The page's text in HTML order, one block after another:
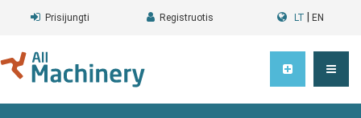
Prisijungti Registruotis LT EN